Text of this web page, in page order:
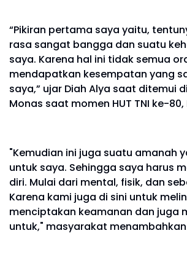
“Pikiran pertama saya yaitu,
rasa sangat bangga dan suatu
saya. Karena hal ini tidak semua
mendapatkan kesempatan yang
saya,” ujar Diah Alya saat ditemui
Monas saat momen HUT TNI ke-
"Kemudian ini juga suatu amanah
untuk saya. Sehingga saya harus
diri. Mulai dari mental, fisik, dan
Karena kami juga di sini untuk
menciptakan keamanan dan juga
untuk," masyarakat